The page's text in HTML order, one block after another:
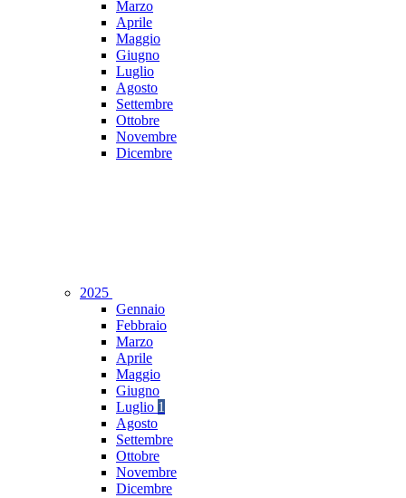
Marzo
Aprile
Maggio
Giugno
Luglio
Agosto
Settembre
Ottobre
Novembre
Dicembre
2025
Gennaio
Febbraio
Marzo
Aprile
Maggio
Giugno
Luglio 1
Agosto
Settembre
Ottobre
Novembre
Dicembre